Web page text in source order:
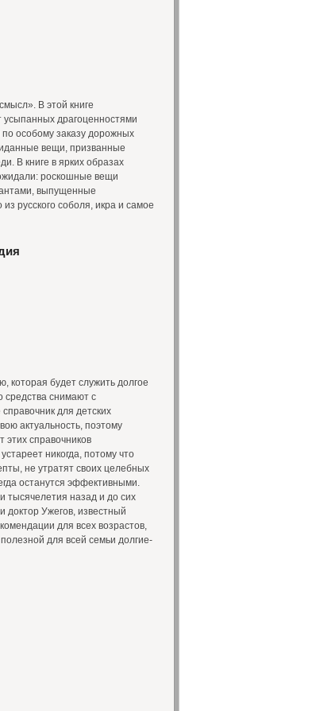
В этой книге
драгоценностями
особому заказу дорожных
вещи, призванные
В книге в ярких образах
роскошные вещи
выпущенные
русского соболя, икра и самое
которая будет служить долгое
средства снимают с
для детских
актуальность, поэтому
этих справочников
никогда, потому что
не утратят своих целебных
останутся эффективными.
тысячелетия назад и до сих
доктор Ужегов, известный
для всех возрастов,
для всей семьи долгие-